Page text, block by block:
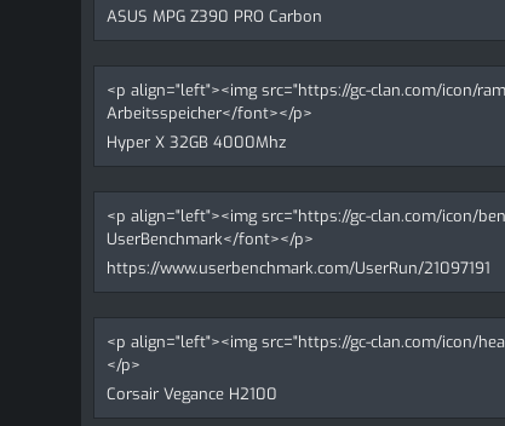
ASUS MPG Z390 PRO Carbon
<p align="left"><img src="https://gc-clan.com/icon/
Arbeitsspeicher</font></p>
Hyper X 32GB 4000Mhz
<p align="left"><img src="https://gc-clan.com/icon/
UserBenchmark</font></p>
https://www.userbenchmark.com/UserRun/21097191
<p align="left"><img src="https://gc-clan.com/icon/
</p>
Corsair Vegance H2100